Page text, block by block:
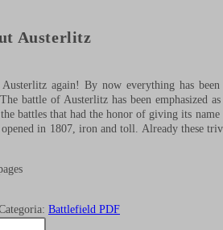
Austerlitz
Austerlitz again! By now everything has
The battle of Austerlitz has been
battles that had the honor of giving its
in 1807, iron and toll. Already these
Battlefield PDF